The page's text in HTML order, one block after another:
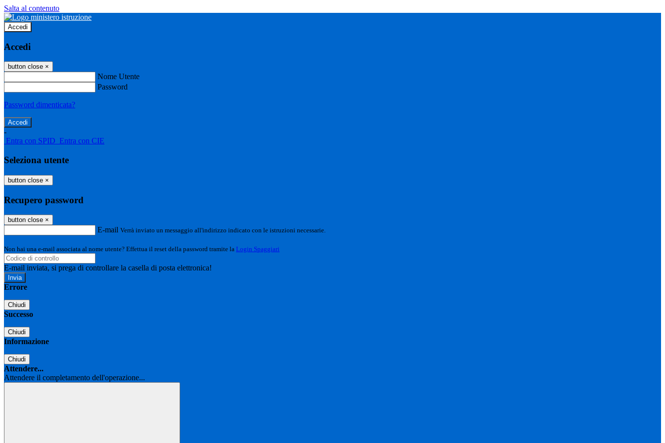
Salta al contenuto
Accedi
Accedi
button close ×
Nome Utente
Password
Password dimenticata?
-
Entra con SPID Entra con CIE
Seleziona utente
button close ×
Recupero password
button close ×
E-mail Verrà inviato un messaggio all'indirizzo indicato con le istruzioni necessarie.
Non hai una e-mail associata al nome utente? Effettua il reset della password tramite la Login Spaggiari
E-mail inviata, si prega di controllare la casella di posta elettronica!
Errore
Chiudi
Successo
Chiudi
Informazione
Chiudi
Attendere...
Attendere il completamento dell'operazione...